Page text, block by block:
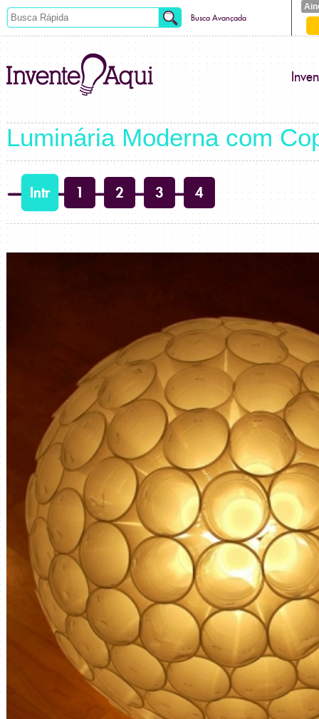
Busca Avançada
Luminária Moderna com
Intr 1 2 3 4